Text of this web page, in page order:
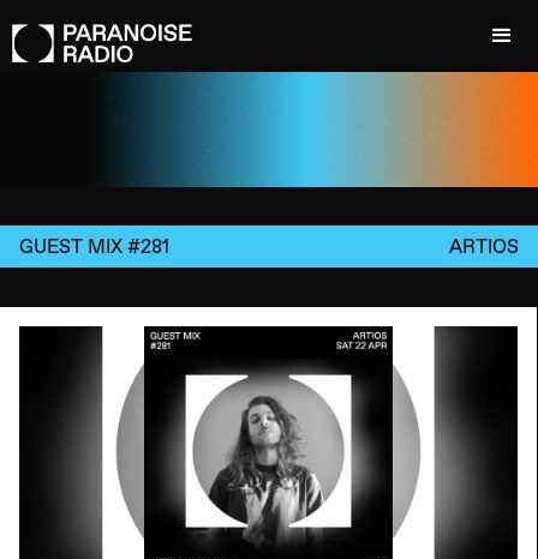
GUEST MIX #281 ARTIOS